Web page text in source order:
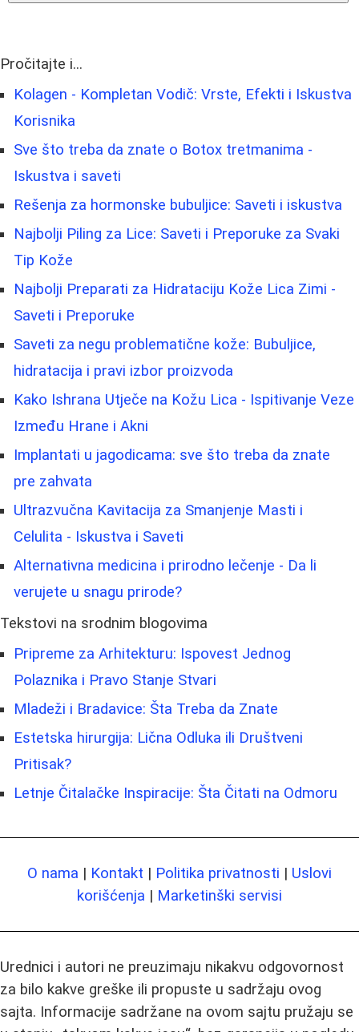
Pročitajte i...
Kolagen - Kompletan Vodič: Vrste, Efekti i Iskustva
Korisnika
Sve što treba da znate o Botox tretmanima -
Iskustva i saveti
Rešenja za hormonske bubuljice: Saveti i iskustva
Najbolji Piling za Lice: Saveti i Preporuke za Svaki
Tip Kože
Najbolji Preparati za Hidrataciju Kože Lica Zimi -
Saveti i Preporuke
Saveti za negu problematične kože: Bubuljice,
hidratacija i pravi izbor proizvoda
Kako Ishrana Utječe na Kožu Lica - Ispitivanje Veze
Između Hrane i Akni
Implantati u jagodicama: sve što treba da znate
pre zahvata
Ultrazvučna Kavitacija za Smanjenje Masti i
Celulita - Iskustva i Saveti
Alternativna medicina i prirodno lečenje - Da li
verujete u snagu prirode?
Tekstovi na srodnim blogovima
Pripreme za Arhitekturu: Ispovest Jednog
Polaznika i Pravo Stanje Stvari
Mladeži i Bradavice: Šta Treba da Znate
Estetska hirurgija: Lična Odluka ili Društveni
Pritisak?
Letnje Čitalačke Inspiracije: Šta Čitati na Odmoru
O nama | Kontakt | Politika privatnosti | Uslovi
korišćenja | Marketinški servisi
Urednici i autori ne preuzimaju nikakvu odgovornost
za bilo kakve greške ili propuste u sadržaju ovog
sajta. Informacije sadržane na ovom sajtu pružaju se